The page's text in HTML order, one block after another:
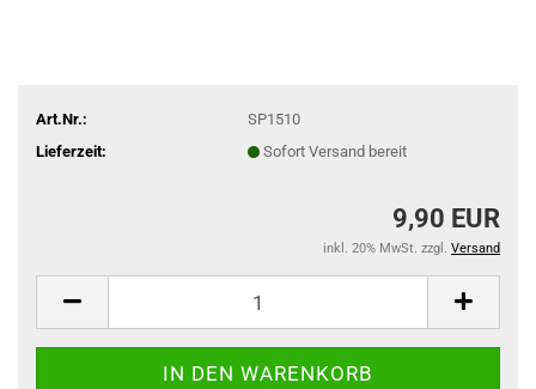
Art.Nr.:
SP1510
Lieferzeit:
Sofort Versand bereit
9,90 EUR
inkl. 20% MwSt. zzgl. Versand